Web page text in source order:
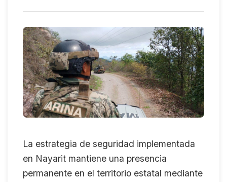
La estrategia de seguridad implementada
en Nayarit mantiene una presencia
permanente en el territorio estatal mediante